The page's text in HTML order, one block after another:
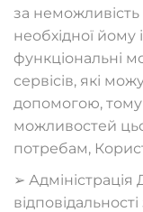
за неможливість
необхідної йому
функціональні
сервісів, які
допомогою, тому
можливостей
потребам,
➢ Адміністрація